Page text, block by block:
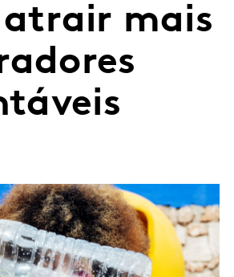
mais